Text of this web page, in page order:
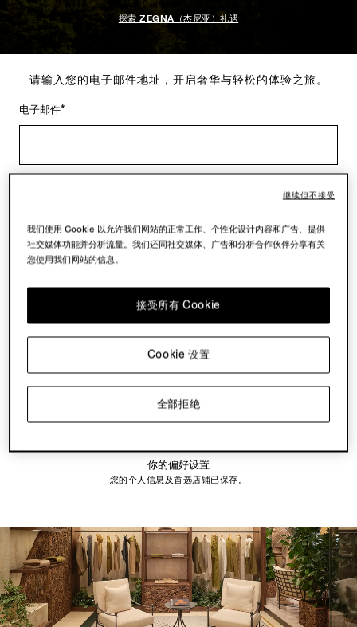
探索 ZEGNA（杰尼亚）礼遇
抢先访问
你的偏好设置
您的个人信息及首选店铺已保存。
请输入您的电子邮件地址，开启奢华与轻松的体验之旅。
电子邮件*
继续
我们使用 Cookie 以允许我们网站的正常工作、个性化设计内容和广告、提供
社交媒体功能并分析流量。我们还同社交媒体、广告和分析合作伙伴分享有关
您使用我们网站的信息。
全部拒绝
接受所有 Cookie
Cookie 设置
继续但不接受